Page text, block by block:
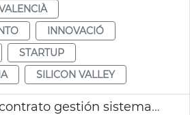
INNOVACIÓ
STARTUP
SILICON VALLEY
Adjudicación contrato gestión sistemas informáticos municipales Ayuntamiento València